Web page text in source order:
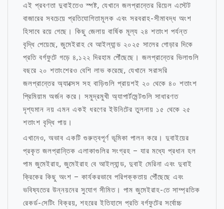
এই প্রবণতা দুবাইতেও স্পষ্ট, যেখানে জলপ্রান্তের রিয়েল এস্টেট
বাজারের সবচেয়ে প্রতিযোগিতামূলক এবং সরবরাহ-সীমাবদ্ধ অংশ
হিসাবে রয়ে গেছে। কিছু জেলায় বার্ষিক মূল্য ২৪ শতাংশ পর্যন্ত
বৃদ্ধি পেয়েছে, জুমেইরাহ বে আইল্যান্ড ২০২৫ সালের গোড়ার দিকে
প্রতি বর্গফুটে গড়ে ৪,১২২ দিরহাম পৌঁছেছে। জলপ্রান্তের ভিলাগুলি
বছরে ২০ শতাংশেরও বেশি লাভ করেছে, যেখানে সরাসরি
জলপ্রান্তের অ্যাক্সেস সহ বাড়িগুলি প্রায়শই ২০ থেকে ৪০ শতাংশ
প্রিমিয়াম অর্জন করে। সমুদ্রমুখী অ্যাপার্টমেন্টগুলি সাধারণত
দৃশ্যমান নয় এমন একই ধরণের ইউনিটের তুলনায় ১৫ থেকে ২৫
শতাংশ বৃদ্ধি পায়।
এখানেও, অভাব একটি গুরুত্বপূর্ণ ভূমিকা পালন করে। দুবাইয়ের
প্রকৃত জলপ্রান্তিক এলাকাগুলির সংগ্রহ – যার মধ্যে প্রধান হল
পাম জুমেইরাহ, জুমেইরাহ বে আইল্যান্ড, দুবাই মেরিনা এবং দুবাই
ক্রিকের কিছু অংশ – কার্যকরভাবে পরিপক্কতায় পৌঁছেছে এবং
ভবিষ্যতের উন্নয়নের সুযোগ সীমিত। পাম জুমেইরাহ-তে সাম্প্রতিক
রেকর্ড-সেটিং বিক্রয়, শহরের ইতিহাসে প্রতি বর্গফুটের সর্বোচ্চ